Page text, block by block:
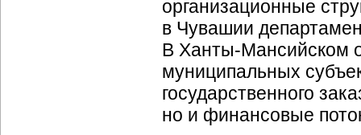
организационные
в Чувашии
В Ханты-Мансийском
муниципальных
государственного
но и финансовые